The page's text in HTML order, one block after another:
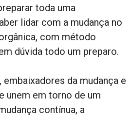
toda uma
lidar com a mudança no
com método
dúvida todo um preparo.
embaixadores da mudança e
unem em torno de um
contínua, a